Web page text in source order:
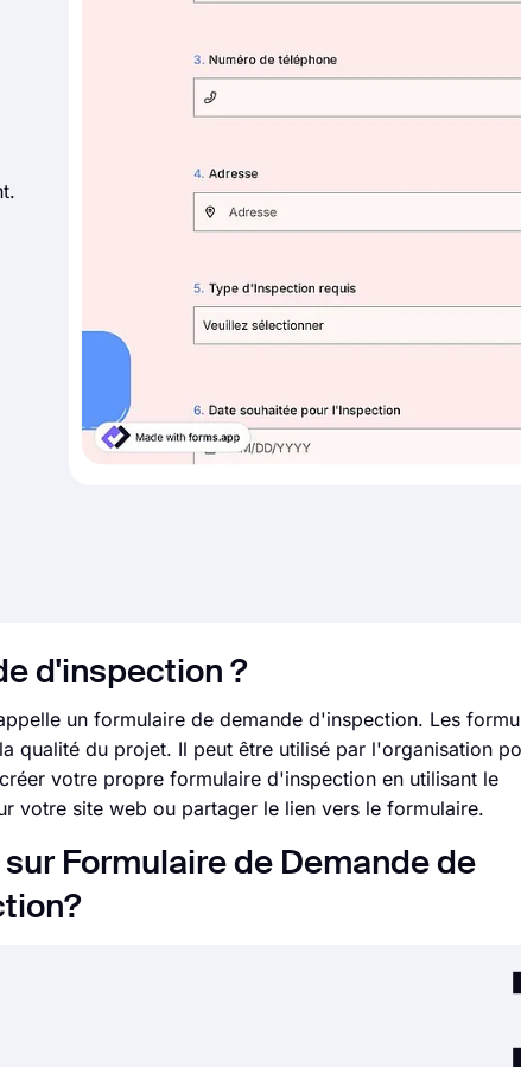
d'inspection ?
un formulaire de demande d'inspection. Les
qualité du projet. Il peut être utilisé par l'organisation
votre propre formulaire d'inspection en utilisant le
votre site web ou partager le lien vers le formulaire.
Formulaire de Demande de
les demandes de vos clients, employés, étudiants ou de